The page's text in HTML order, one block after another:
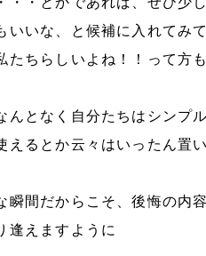
いな、と候補に入れてみ
たちらしいよね！！って方
んとなく自分たちはシンプ
えるとか云々はいったん置
間だからこそ、後悔の内
逢えますように